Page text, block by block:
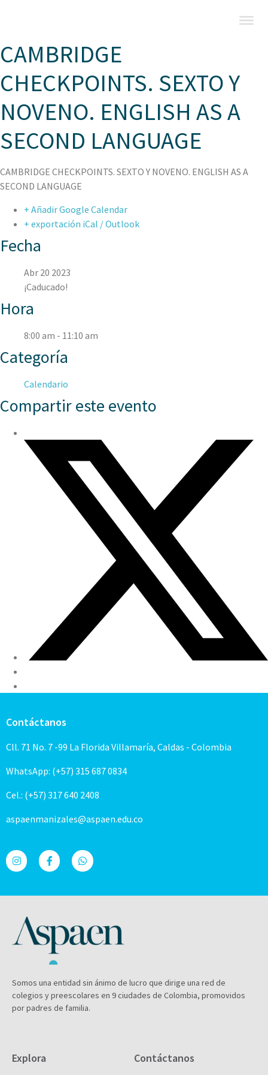
CAMBRIDGE
CHECKPOINTS. SEXTO Y
NOVENO. ENGLISH AS A
SECOND LANGUAGE
CAMBRIDGE CHECKPOINTS. SEXTO Y NOVENO. ENGLISH AS A
SECOND LANGUAGE
+ Añadir Google Calendar
+ exportación iCal / Outlook
Fecha
Abr 20 2023
¡Caducado!
Hora
8:00 am - 11:10 am
Categoría
Calendario
Compartir este evento
Contáctanos
Cll. 71 No. 7 -99 La Florida Villamaría, Caldas - Colombia
WhatsApp: (+57) 315 687 0834
Cel.: (+57) 317 640 2408
aspaenmanizales@aspaen.edu.co
Somos una entidad sin ánimo de lucro que dirige una red de
colegios y preescolares en 9 ciudades de Colombia, promovidos
por padres de familia.
Explora Contáctanos